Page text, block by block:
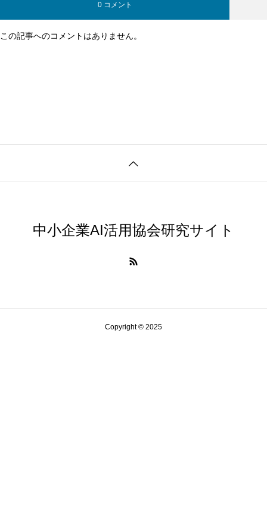
0 コメント
この記事へのコメントはありません。
中小企業AI活用協会研究サイト
Copyright © 2025